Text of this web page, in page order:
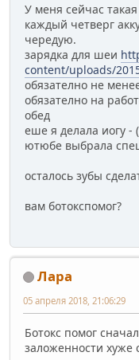
У меня сейчас
каждый четверг
чередую.
зарядка для шеи
content/uploads/
обязателно не
обязателно на
обед
еше я делала иогу -
ютюбе выбрала
осталось зубы
вам ботокспомог?
Лара
05 апреля 2018, 21:06:29
Ботокс помог
заложенности